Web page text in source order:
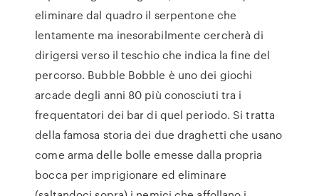
eliminare dal quadro il serpentone che
lentamente ma inesorabilmente cercherà di
dirigersi verso il teschio che indica la fine del
percorso. Bubble Bobble è uno dei giochi
arcade degli anni 80 più conosciuti tra i
frequentatori dei bar di quel periodo. Si tratta
della famosa storia dei due draghetti che usano
come arma delle bolle emesse dalla propria
bocca per imprigionare ed eliminare